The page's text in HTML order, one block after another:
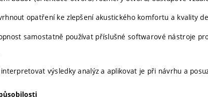
opatření ke zlepšení akustického komfortu a kvality
samostatně používat příslušné softwarové nástroje
interpretovat výsledky analýz a aplikovat je při návrhu a